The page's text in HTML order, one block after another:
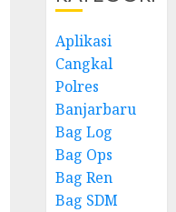
Aplikasi
Cangkal
Polres
Banjarbaru
Bag Log
Bag Ops
Bag Ren
Bag SDM